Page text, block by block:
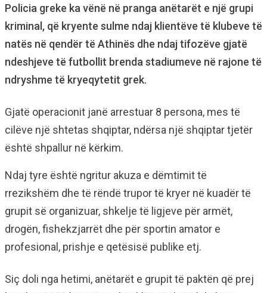
Policia greke ka vënë në pranga anëtarët e një grupi
kriminal, që kryente sulme ndaj klientëve të klubeve të
natës në qendër të Athinës dhe ndaj tifozëve gjatë
ndeshjeve të futbollit brenda stadiumeve në rajone të
ndryshme të kryeqytetit grek.
Gjatë operacionit janë arrestuar 8 persona, mes të
cilëve një shtetas shqiptar, ndërsa një shqiptar tjetër
është shpallur në kërkim.
Ndaj tyre është ngritur akuza e dëmtimit të
rrezikshëm dhe të rëndë trupor të kryer në kuadër të
grupit së organizuar, shkelje të ligjeve për armët,
drogën, fishekzjarrët dhe për sportin amator e
profesional, prishje e qetësisë publike etj.
Siç doli nga hetimi, anëtarët e grupit të paktën që prej